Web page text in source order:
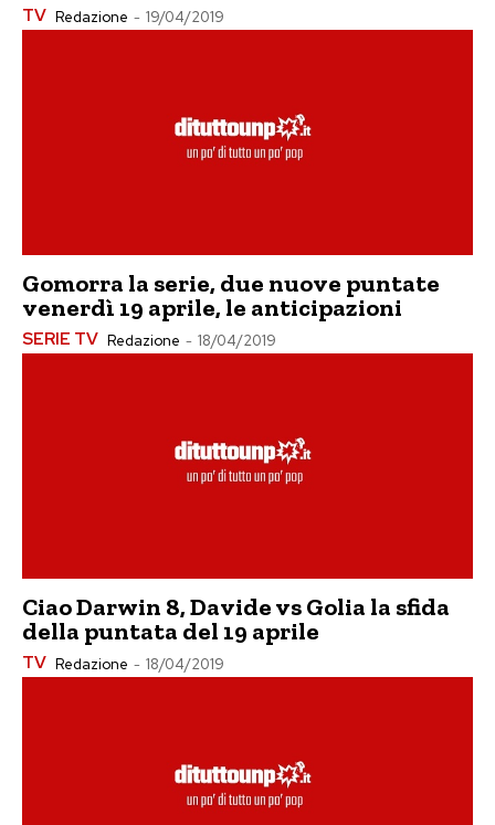
TV Redazione - 19/04/2019
Gomorra la serie, due nuove puntate
venerdì 19 aprile, le anticipazioni
SERIE TV Redazione - 18/04/2019
Ciao Darwin 8, Davide vs Golia la sfida
della puntata del 19 aprile
TV Redazione - 18/04/2019